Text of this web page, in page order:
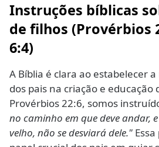
Instruções bíblicas
de filhos (Provérbios
6:4)
A Bíblia é clara ao estabelecer
dos pais na criação e educação
Provérbios 22:6, somos
no caminho em que deve andar,
velho, não se desviará dele."